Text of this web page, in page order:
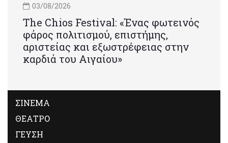
03/08/2026
Τhe Chios Festival: «Ένας φωτεινός
φάρος πολιτισμού, επιστήμης,
αριστείας και εξωστρέφειας στην
καρδιά του Αιγαίου»
ΣΙΝΕΜΑ
ΘΕΑΤΡΟ
ΓΕΥΣΗ